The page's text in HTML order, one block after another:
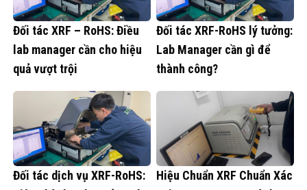
Đối tác XRF – RoHS: Điều
lab manager cần cho hiệu
quả vượt trội
Đối tác XRF-RoHS lý tưởng:
Lab Manager cần gì để
thành công?
Đối tác dịch vụ XRF-RoHS:
Hiệu Chuẩn XRF Chuẩn Xác